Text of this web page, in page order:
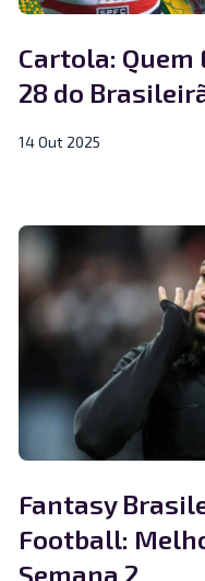
Cartola: Quem
28 do
14 Out 2025
Fantasy
Football:
Semana 2